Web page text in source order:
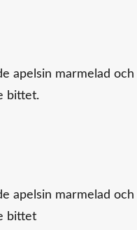
apelsin marmelad
bittet.
apelsin marmelad
bittet